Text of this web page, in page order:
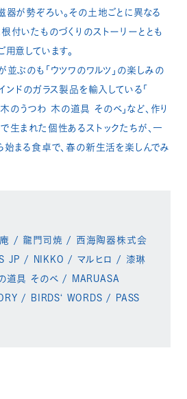
器が勢ぞろい。その土地ごとに異なる
付いたものづくりのストーリーととも
意しています。
ぶのも「ウツワのワルツ」の楽しみの
ンドのガラス製品を輸入している「
のうつわ 木の道具 そのべ」など、作り
生まれた個性あるストックたちが、一
始まる食卓で、春の新生活を楽しんでみ
/ 龍門司焼 / 西海陶器株式会
JP / NIKKO / マルヒロ / 漆琳
道具 そのべ / MARUASA
/ BIRDS‘ WORDS / PASS